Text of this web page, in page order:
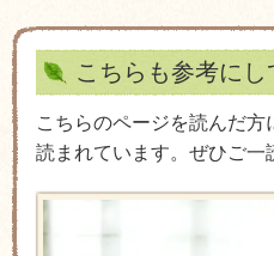
こちらも参考に
こちらのページを読んだ方
読まれています。ぜひご一